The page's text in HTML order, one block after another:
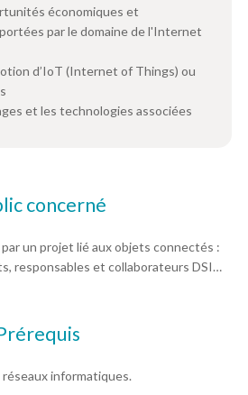
économiques et
par le domaine de l'Internet
d’IoT (Internet of Things) ou
et les technologies associées
concerné
un projet lié aux objets connectés :
responsables et collaborateurs DSI…
informatiques.